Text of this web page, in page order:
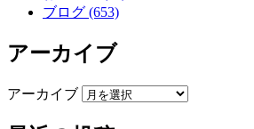
ブログ (653)
アーカイブ
アーカイブ